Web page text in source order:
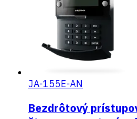
JA-155E-AN
Bezdrôtový